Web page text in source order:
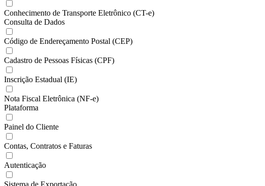
Conhecimento de Transporte Eletrônico (CT-e)
Consulta de Dados
Código de Endereçamento Postal (CEP)
Cadastro de Pessoas Físicas (CPF)
Inscrição Estadual (IE)
Nota Fiscal Eletrônica (NF-e)
Plataforma
Painel do Cliente
Contas, Contratos e Faturas
Autenticação
Sistema de Exportação